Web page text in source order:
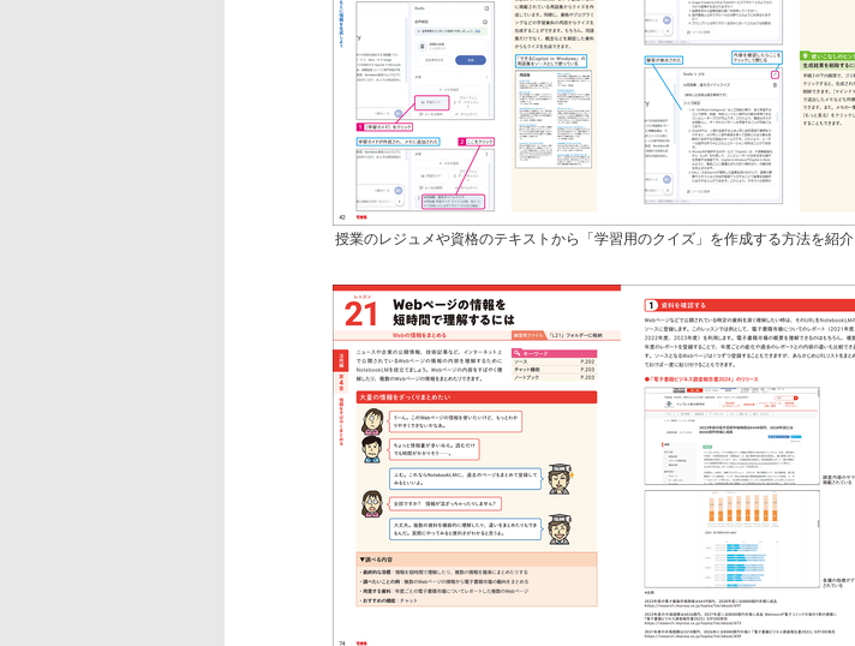
授業のレジュメや資格のテキストから「学習用のクイズ」を作成する方法を紹介